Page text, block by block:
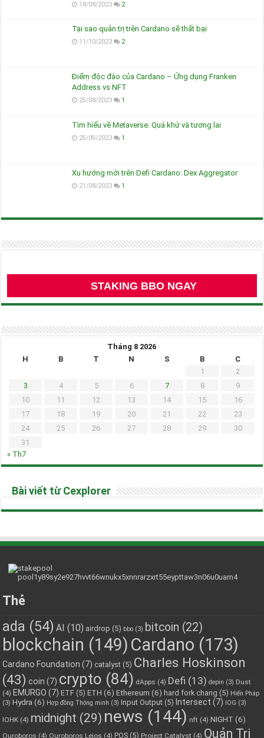
18/08/2023 2
Tại sao quản trị trên Cardano sẽ thất bại
11/10/2023 2
Điểm độc đáo của Cardano – Ứng dụng Franken
Address vs NFT
25/08/2023 1
Tìm hiểu về Metaverse: Quá khứ và tương lai
25/09/2023 1
Xu hướng mới trên Defi Cardano: Dex Aggregator
21/08/2023 1
STAKING BBO NGAY
Tháng 8 2026
H
B T N S B
C
1
2
3
4 5 6 7 8
9
10
11 12 13 14 15
16
17
18 19 20 21 22
23
24
25 26 27 28 29
30
31
« Th7
Bài viết từ Cexplorer
Thẻ
ada (54) AI (10) airdrop (5) bbo (3) bitcoin (22)
blockchain (149) Cardano (173)
Cardano Foundation (7) catalyst (5) Charles Hoskinson
(43) coin (7) crypto (84) dApps (4) Defi (13) depin (3) Dust
(4) EMURGO (7) ETF (5) ETH (6) Ethereum (6) hard fork chang (5) Hiến Pháp
(3) Hydra (6) Hợp đồng Thông minh (3) Input Output (5) Intersect (7) IOG (3)
IOHK (4) midnight (29) news (144) nft (4) NIGHT (6)
Ouroboros (4) Ouroboros Leios (4) POS (5) Project Catalyst (4) Quản Trị